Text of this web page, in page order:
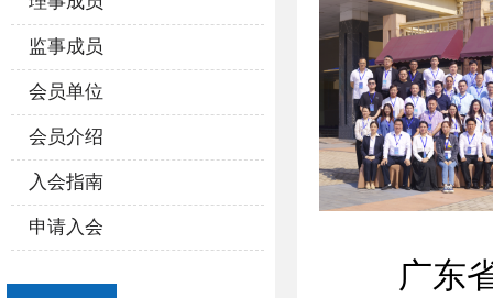
监事成员
会员单位
会员介绍
入会指南
申请入会
广东省